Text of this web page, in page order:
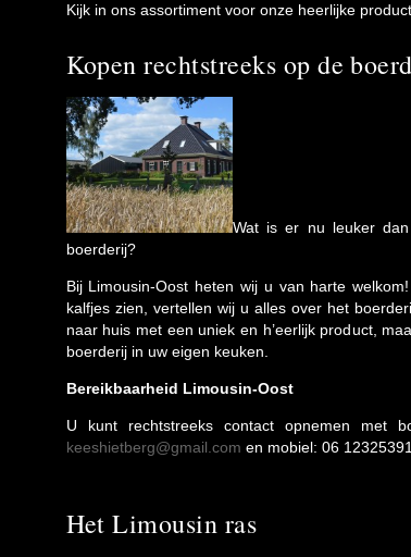
Kijk in ons assortiment voor onze heerlijke
Kopen rechtstreeks op de
Wat is er nu leuker
boerderij?
Bij Limousin-Oost heten wij u van harte
kalfjes zien, vertellen wij u alles over het
naar huis met een uniek en h’eerlijk product,
boerderij in uw eigen keuken.
Bereikbaarheid Limousin-Oost
U kunt rechtstreeks contact opnemen met
keeshietberg@gmail.com en mobiel: 06
Het Limousin ras